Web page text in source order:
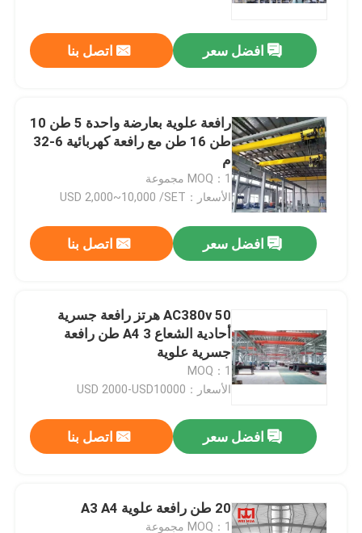
افضل سعر اتصل بنا
رافعة علوية بعارضة واحدة 5 طن 10
طن 16 طن مع رافعة كهربائية 6-32
م
MOQ：1 مجموعة
الأسعار：USD 2,000~10,000 /SET
افضل سعر اتصل بنا
AC380v 50 هرتز رافعة جسرية
أحادية الشعاع A4 3 طن رافعة
جسرية علوية
MOQ：1
الأسعار：USD 2000-USD10000
افضل سعر اتصل بنا
20 طن رافعة علوية A3 A4
MOQ：1 مجموعة